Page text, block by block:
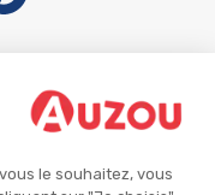
le souhaitez, vous